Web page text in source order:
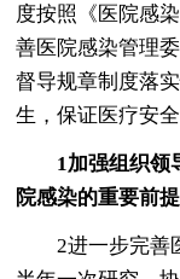
度按照《医院感
善医院感染管理
督导规章制度落
生，保证医疗安全
1加强组织领
院感染的重要前
2进一步完善医